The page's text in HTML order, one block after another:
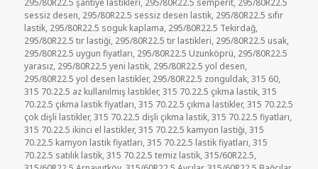
295/80R22.5 şantiye lastikleri, 295/80R22.5 semperit, 295/80R22.5
sessiz desen, 295/80R22.5 sessiz desen lastik, 295/80R22.5 sıfır
lastik, 295/80R22.5 soguk kaplama, 295/80R22.5 Tekirdağ,
295/80R22.5 tır lastiği, 295/80R22.5 tır lastikleri, 295/80R22.5 usak,
295/80R22.5 uygun fiyatları, 295/80R22.5 Uzunköprü, 295/80R22.5
yarasız, 295/80R22.5 yeni lastik, 295/80R22.5 yol desen,
295/80R22.5 yol desen lastikler, 295/80R22.5 zonguldak,315 60,
315 70.22.5 az kullanılmış lastikler,315 70.22.5 çıkma lastik,315
70.22.5 çıkma lastik fiyatları,315 70.22.5 çıkma lastikler,315 70.22.5
çok dişli lastikler,315 70.22.5 dişli çıkma lastik,315 70.22.5 fiyatları,
315 70.22.5 ikinci el lastikler,315 70.22.5 kamyon lastiği,315
70.22.5 kamyon lastik fiyatları,315 70.22.5 lastik fiyatları,315
70.22.5 satılık lastik,315 70.22.5 temiz lastik,315/60R22.5,